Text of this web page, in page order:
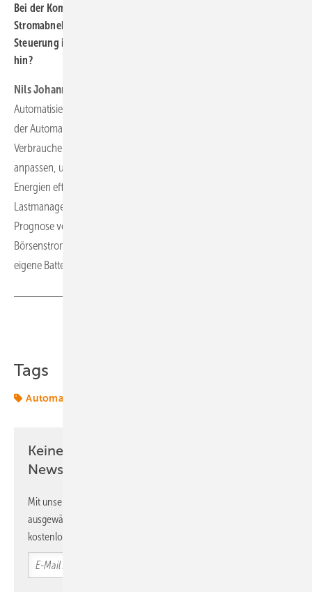
Bei der Kombination von Speicher, Wind/Solar und einem
Stromabnehmer wie E-Mobility rücken Überwachung und
Steuerung im Energiemanager zusammen. Wo geht hier die Reise
hin?
Nils Johannsen:
Automatisierung von Erzeugungsanlagen und deren Betrieb sowie
der Automatisierung der Verbraucher. Künftig müssen auch die
Verbraucher ihren Bedarf an die im Netz verfügbare Leistung
anpassen, um Kosten zu sparen und die volatilen erneuerbaren
Energien effizient zu nutzen. Dabei spielt nicht nur das
Lastmanagement eine Rolle, sondern auch die Integration und
Prognose von selbst erzeugtem Strom, der Vergleich mit
Börsenstrompreisen und der Einsatz von Speichersystemen wie
eigene Batterien, Wasserstoff oder Elektroautos.
Tags
Automatisierung
Keine Zeit? Kein Problem mit dem ERE
Newsletter!
Mit unserem Newsletter erhalten Sie regelmäßig von uns
ausgewählte Informationen und Neuigkeiten, gebündelt und
kostenlos direkt ins Postfach.